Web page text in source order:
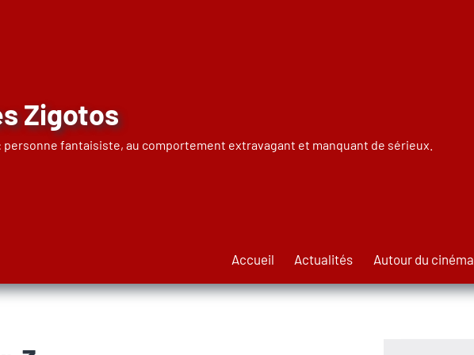
Zigotos
personne fantaisiste, au comportement extravagant et manquant de sérieux.
Accueil Actualités Autour du cinéma